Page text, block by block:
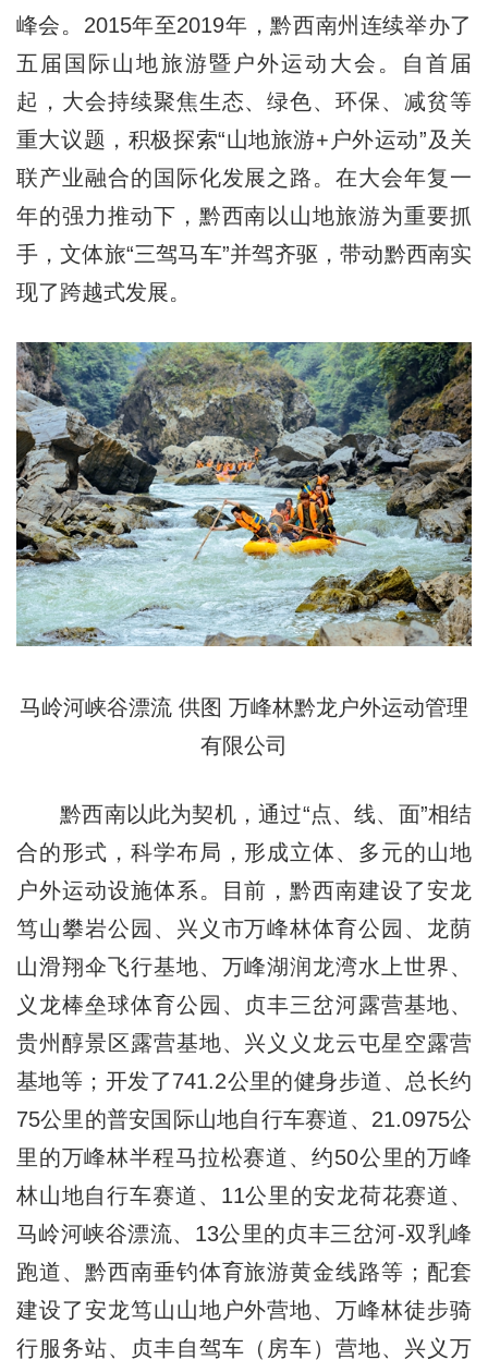
峰会。2015年至2019年，黔西南州连续举办了
五届国际山地旅游暨户外运动大会。自首届
起，大会持续聚焦生态、绿色、环保、减贫等
重大议题，积极探索“山地旅游+户外运动”及关
联产业融合的国际化发展之路。在大会年复一
年的强力推动下，黔西南以山地旅游为重要抓
手，文体旅“三驾马车”并驾齐驱，带动黔西南实
现了跨越式发展。
马岭河峡谷漂流 供图 万峰林黔龙户外运动管理
有限公司
黔西南以此为契机，通过“点、线、面”相结
合的形式，科学布局，形成立体、多元的山地
户外运动设施体系。目前，黔西南建设了安龙
笃山攀岩公园、兴义市万峰林体育公园、龙荫
山滑翔伞飞行基地、万峰湖润龙湾水上世界、
义龙棒垒球体育公园、贞丰三岔河露营基地、
贵州醇景区露营基地、兴义义龙云屯星空露营
基地等；开发了741.2公里的健身步道、总长约
75公里的普安国际山地自行车赛道、21.0975公
里的万峰林半程马拉松赛道、约50公里的万峰
林山地自行车赛道、11公里的安龙荷花赛道、
马岭河峡谷漂流、13公里的贞丰三岔河-双乳峰
跑道、黔西南垂钓体育旅游黄金线路等；配套
建设了安龙笃山山地户外营地、万峰林徒步骑
行服务站、贞丰自驾车（房车）营地、兴义万